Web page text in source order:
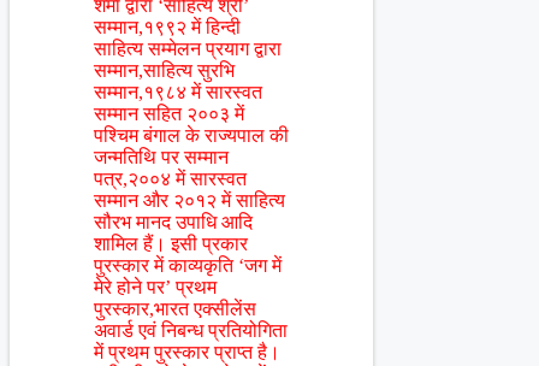
शर्मा द्वारा ‘साहित्य श्री’
सम्मान,१९९२ में हिन्दी
साहित्य सम्मेलन प्रयाग द्वारा
सम्मान,साहित्य सुरभि
सम्मान,१९८४ में सारस्वत
सम्मान सहित २००३ में
पश्चिम बंगाल के राज्यपाल की
जन्मतिथि पर सम्मान
पत्र,२००४ में सारस्वत
सम्मान और २०१२ में साहित्य
सौरभ मानद उपाधि आदि
शामिल हैं। इसी प्रकार
पुरस्कार में काव्यकृति ‘जग में
मेरे होने पर’ प्रथम
पुरस्कार,भारत एक्सीलेंस
अवार्ड एवं निबन्ध प्रतियोगिता
में प्रथम पुरस्कार प्राप्त है।